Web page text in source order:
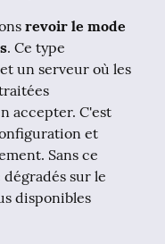
revoir le mode
. Ce type
un serveur où les
accepter. C'est
et
Sans ce
sur le
disponibles